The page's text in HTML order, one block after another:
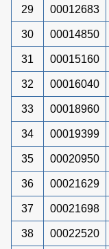
29 00012683
30 00014850
31 00015160
32 00016040
33 00018960
34 00019399
35 00020950
36 00021629
37 00021698
38 00022520